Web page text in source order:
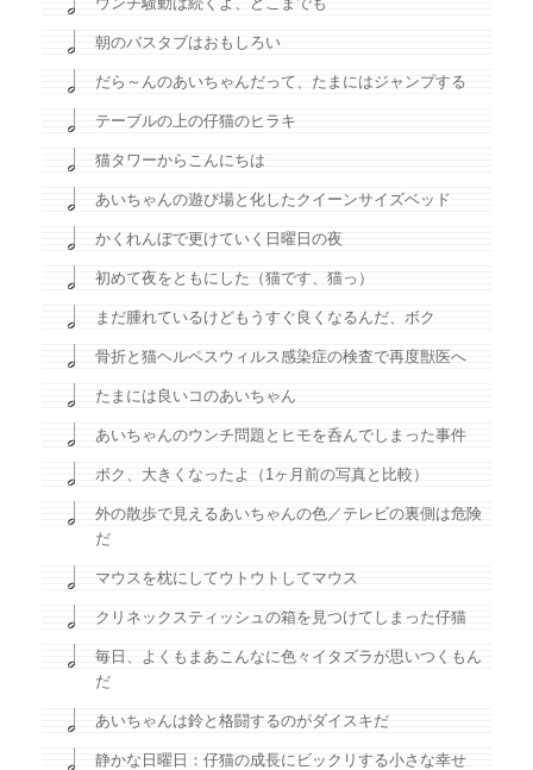
朝のバスタブはおもしろい
だら～んのあいちゃんだって、たまにはジャンプする
テーブルの上の仔猫のヒラキ
猫タワーからこんにちは
あいちゃんの遊び場と化したクイーンサイズベッド
かくれんぼで更けていく日曜日の夜
初めて夜をともにした（猫です、猫っ）
まだ腫れているけどもうすぐ良くなるんだ、ボク
骨折と猫ヘルペスウィルス感染症の検査で再度獣医へ
たまには良いコのあいちゃん
あいちゃんのウンチ問題とヒモを呑んでしまった事件
ボク、大きくなったよ（1ヶ月前の写真と比較）
外の散歩で見えるあいちゃんの色／テレビの裏側は危険
だ
マウスを枕にしてウトウトしてマウス
クリネックスティッシュの箱を見つけてしまった仔猫
毎日、よくもまあこんなに色々イタズラが思いつくもん
だ
あいちゃんは鈴と格闘するのがダイスキだ
静かな日曜日：仔猫の成長にビックリする小さな幸せ